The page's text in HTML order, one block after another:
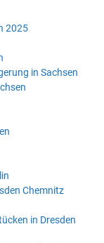
2025
in Sachsen
Chemnitz
in Dresden